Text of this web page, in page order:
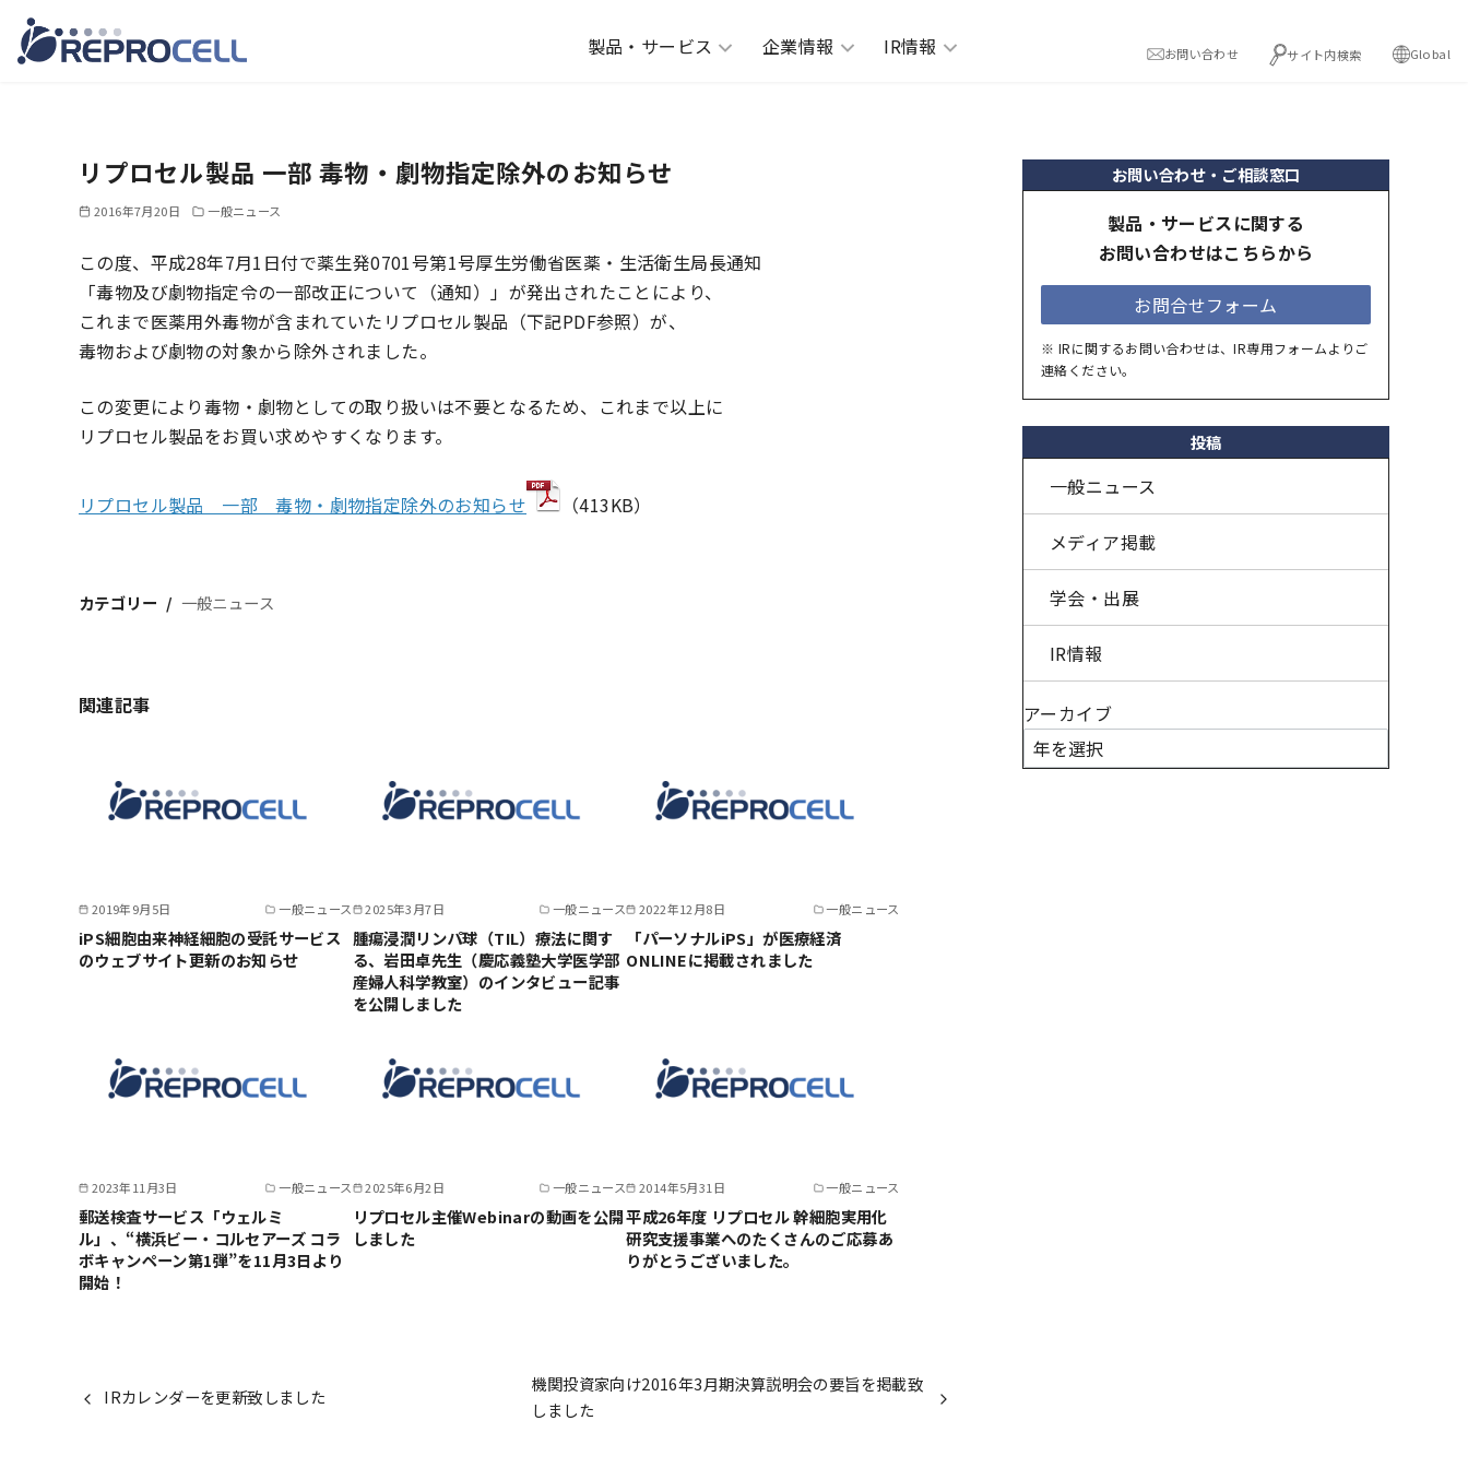
お問い合わせ サイト内検索 Global
製品・サービス 企業情報 IR情報
リプロセル製品 一部 毒物・劇物指定除外のお知らせ
2016年7月20日 一般ニュース
この度、平成28年7月1日付で薬生発0701号第1号厚生労働省医薬・生活衛生局長通知
「毒物及び劇物指定令の一部改正について（通知）」が発出されたことにより、
これまで医薬用外毒物が含まれていたリプロセル製品（下記PDF参照）が、
毒物および劇物の対象から除外されました。
この変更により毒物・劇物としての取り扱いは不要となるため、これまで以上に
リプロセル製品をお買い求めやすくなります。
リプロセル製品 一部 毒物・劇物指定除外のお知らせ （413KB）
カテゴリー 一般ニュース
関連記事
2019年9月5日 一般ニュース
iPS細胞由来神経細胞の受託サービス
のウェブサイト更新のお知らせ
2025年3月7日 一般ニュース
腫瘍浸潤リンパ球（TIL）療法に関す
る、岩田卓先生（慶応義塾大学医学部
産婦人科学教室）のインタビュー記事
を公開しました
2022年12月8日 一般ニュース
「パーソナルiPS」が医療経済
ONLINEに掲載されました
2023年11月3日 一般ニュース
郵送検査サービス「ウェルミ
ル」、“横浜ビー・コルセアーズ コラ
ボキャンペーン第1弾”を11月3日より
開始！
2025年6月2日 一般ニュース
リプロセル主催Webinarの動画を公開
しました
2014年5月31日 一般ニュース
平成26年度 リプロセル 幹細胞実用化
研究支援事業へのたくさんのご応募あ
りがとうございました。
IRカレンダーを更新致しました
機関投資家向け2016年3月期決算説明会の要旨を掲載致
しました
お問い合わせ・ご相談窓口
製品・サービスに関する
お問い合わせはこちらから
お問合せフォーム
※ IRに関するお問い合わせは、IR専用フォームよりご
連絡ください。
投稿
一般ニュース
メディア掲載
学会・出展
IR情報
アーカイブ